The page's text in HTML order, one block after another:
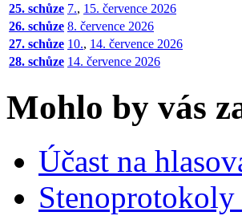
25. schůze 7., 15. července 2026
26. schůze 8. července 2026
27. schůze 10., 14. července 2026
28. schůze 14. července 2026
Mohlo by vás
Účast na